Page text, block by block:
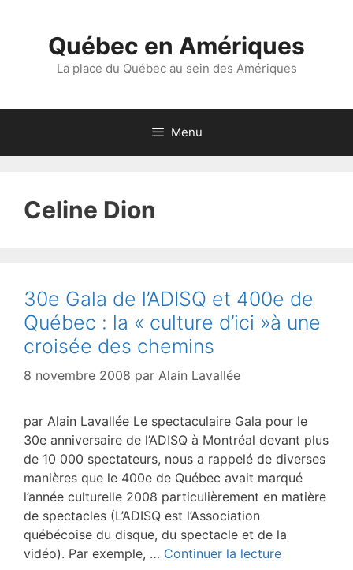
Québec en Amériques
La place du Québec au sein des Amériques
Menu
Celine Dion
30e Gala de l’ADISQ et 400e de
Québec : la « culture d’ici »à une
croisée des chemins
8 novembre 2008 par Alain Lavallée
par Alain Lavallée Le spectaculaire Gala pour le
30e anniversaire de l’ADISQ à Montréal devant plus
de 10 000 spectateurs, nous a rappelé de diverses
manières que le 400e de Québec avait marqué
l’année culturelle 2008 particulièrement en matière
de spectacles (L’ADISQ est l’Association
québécoise du disque, du spectacle et de la
vidéo). Par exemple, … Continuer la lecture